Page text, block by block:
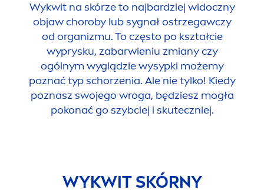
Wykwit na skórze to najbardziej widoczny
objaw choroby lub sygnał ostrzegawczy
od organizmu. To często po kształcie
wyprysku, zabarwieniu zmiany czy
ogólnym wyglądzie wysypki możemy
poznać typ schorzenia. Ale nie tylko! Kiedy
poznasz swojego wroga, będziesz mogła
pokonać go szybciej i skuteczniej.
WYKWIT SKÓRNY